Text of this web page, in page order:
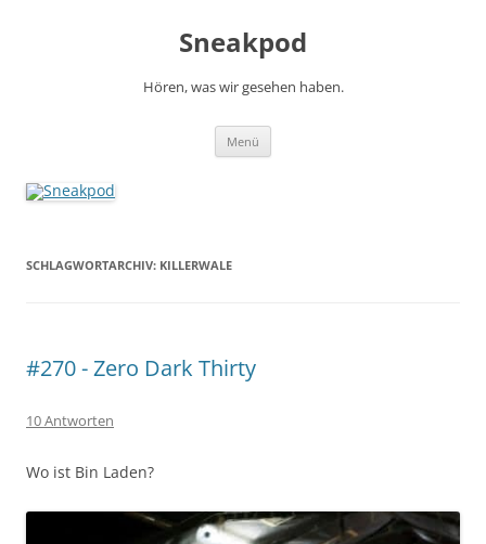
Sneakpod
Hören, was wir gesehen haben.
Menü
SCHLAGWORTARCHIV: KILLERWALE
#270 - Zero Dark Thirty
10 Antworten
Wo ist Bin Laden?